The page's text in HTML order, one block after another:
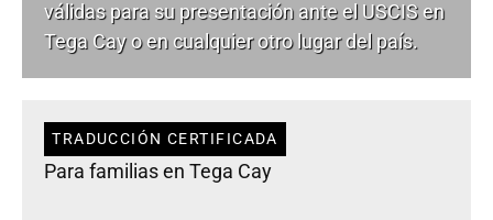
válidas para su presentación ante el USCIS en
Tega Cay o en cualquier otro lugar del país.
TRADUCCIÓN CERTIFICADA
Para familias en Tega Cay